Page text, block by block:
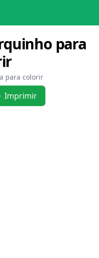
para
para colorir
Imprimir